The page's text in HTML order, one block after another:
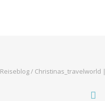
Reiseblog / Christinas_travelworld |